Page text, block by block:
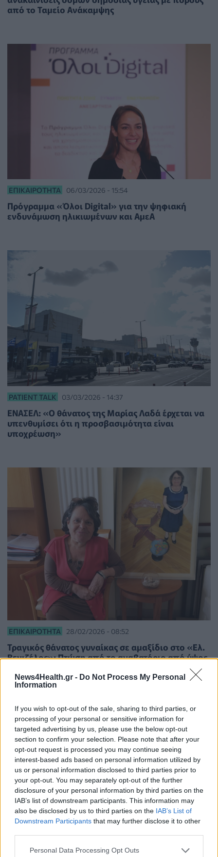
News4Health.gr - Do Not Process My Personal
Information
If you wish to opt-out of the sale, sharing to third parties, or
processing of your personal or sensitive information for
targeted advertising by us, please use the below opt-out
section to confirm your selection. Please note that after your
opt-out request is processed you may continue seeing
interest-based ads based on personal information utilized by
us or personal information disclosed to third parties prior to
your opt-out. You may separately opt-out of the further
disclosure of your personal information by third parties on the
IAB’s list of downstream participants. This information may
also be disclosed by us to third parties on the IAB’s List of
Downstream Participants that may further disclose it to other
Personal Data Processing Opt Outs
από το Ταμείο Ανάκαμψης
ΕΠΙΚΑΙΡΌΤΗΤΑ 06/03/2026 - 15:54
Πρόγραμμα «Όλοι Digital» για την ψηφιακή
ενδυνάμωση ηλικιωμένων και ΑμεΑ
PATIENT TALK 03/03/2026 - 14:37
ΕΝΑΣΕΛ: «Ο θάνατος της Μαρίας Λαδά έρχεται να
υπενθυμίσει ότι η προσβασιμότητα είναι
υποχρέωση»
ΕΠΙΚΑΙΡΌΤΗΤΑ 28/02/2026 - 08:52
Τραγικός θάνατος γυναίκας σε αμαξίδιο στο «Ελ.
Βενιζέλος»: Πτώση από το αναβατόριο από ύψος
PATIENT TALK 09/02/2026 - 18:28